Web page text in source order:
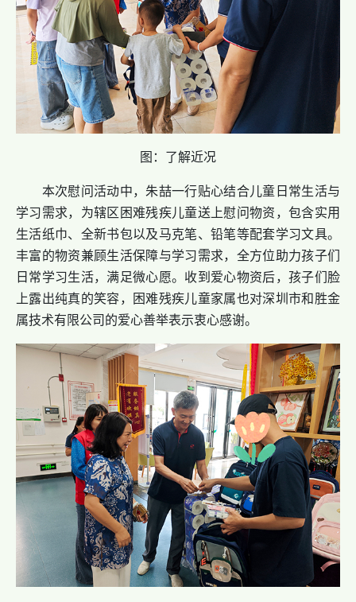
图：了解近况
本次慰问活动中， 朱喆一行贴心结合儿童日常生活与
学习需求，为辖区困难残疾儿童送上慰问物资，包含实用
生活纸巾、全新书包以及马克笔、铅笔等配套学习文具。
丰富的物资兼顾生活保障与学习需求，全方位助力孩子们
日常学习生活，满足微心愿。收到爱心物资后，孩子们脸
上露出纯真的笑容，困难残疾儿童家属也对深圳市和胜金
属技术有限公司 的爱心善举表示衷心感谢。